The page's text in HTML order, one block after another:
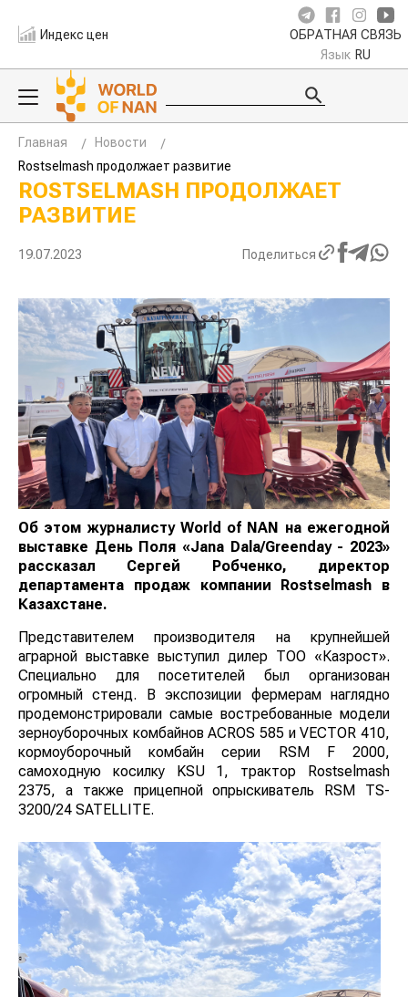
Индекс цен ОБРАТНАЯ СВЯЗЬ
Язык RU
Главная
Новости
Rostselmash продолжает развитие
ROSTSELMASH ПРОДОЛЖАЕТ
РАЗВИТИЕ
19.07.2023 Поделиться
Об этом журналисту World of NAN
на ежегодной
выставке День Поля «Jana Dala/Greenday - 2023»
рассказал Сергей Робченко, директор
департамента продаж компании Rostselmash в
Казахстане.
Представителем производителя на крупнейшей
аграрной выставке выступил дилер ТОО «Казрост».
Специально для посетителей был организован
огромный стенд. В экспозиции фермерам наглядно
продемонстрировали самые востребованные модели
зерноуборочных комбайнов ACROS 585 и VECTOR 410,
кормоуборочный комбайн серии RSM F 2000,
самоходную косилку KSU 1, трактор Rostselmash
2375, а также прицепной опрыскиватель RSM TS-
3200/24 SATELLITE.